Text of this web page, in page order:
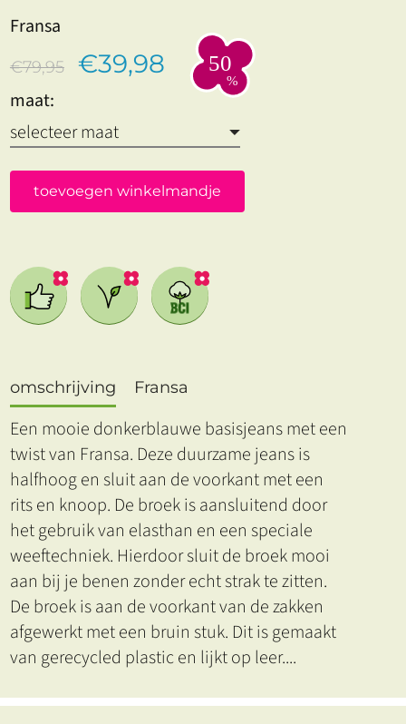
Fransa
€79,95 €39,98
maat:
toevoegen winkelmandje
omschrijving Fransa
Een mooie donkerblauwe basisjeans met een
twist van Fransa. Deze duurzame jeans is
halfhoog en sluit aan de voorkant met een
rits en knoop. De broek is aansluitend door
het gebruik van elasthan en een speciale
weeftechniek. Hierdoor sluit de broek mooi
aan bij je benen zonder echt strak te zitten.
De broek is aan de voorkant van de zakken
afgewerkt met een bruin stuk. Dit is gemaakt
van gerecycled plastic en lijkt op leer....